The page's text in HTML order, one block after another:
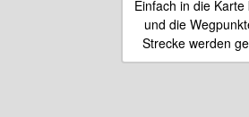
Einfach in die Karte
und die
Strecke werden